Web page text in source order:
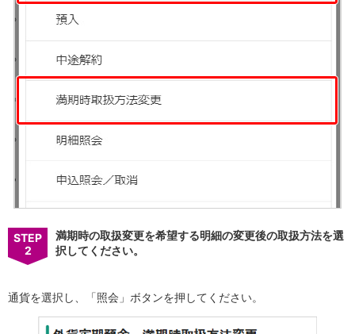
ロボアドバイザークラウドファンディング
WealthNavi for イオン銀行（ロボアドバイザー）
funds
まいクラウドファンディング
ローン
住宅ローン
お借換えの方
カードローン
保険
保険TOP
医療保険
就業不能保険
STEP
2
満期時の取扱変更を希望する明細の変更後の取扱方法を選
択してください。
通貨を選択し、「照会」ボタンを押してください。